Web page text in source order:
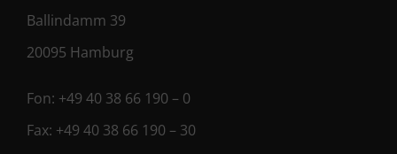
Ballindamm 39
20095 Hamburg
Fon: +49 40 38 66 190 – 0
Fax: +49 40 38 66 190 – 30